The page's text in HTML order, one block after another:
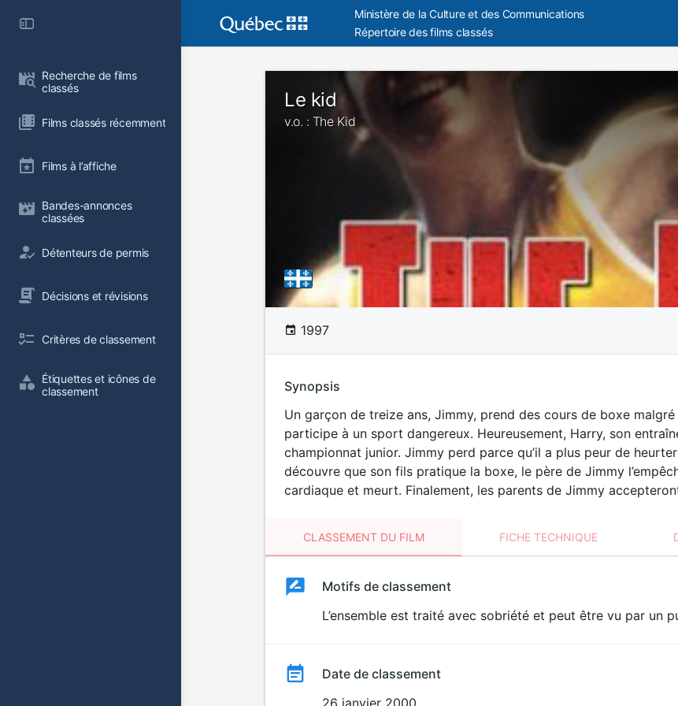
Recherche de films
classés
Films classés récemment
Films à l’affiche
Bandes-annonces
classées
Détenteurs de permis
Décisions et révisions
Critères de classement
Étiquettes et icônes de
classement
Ministère de la Culture et des Communications
Répertoire des films classés
Le kid
v.o. : The Kid
1997
Synopsis
Un garçon de treize ans, Jimmy, prend des cours de boxe
participe à un sport dangereux. Heureusement, Harry, son
championnat junior. Jimmy perd parce qu’il a plus peur de
découvre que son fils pratique la boxe, le père de Jimmy
cardiaque et meurt. Finalement, les parents de Jimmy
CLASSEMENT DU FILM FICHE TECHNIQUE
ClassementClassement
Motifs de classement
L’ensemble est traité avec sobriété et peut être vu par un
Date de classement
26 janvier 2000